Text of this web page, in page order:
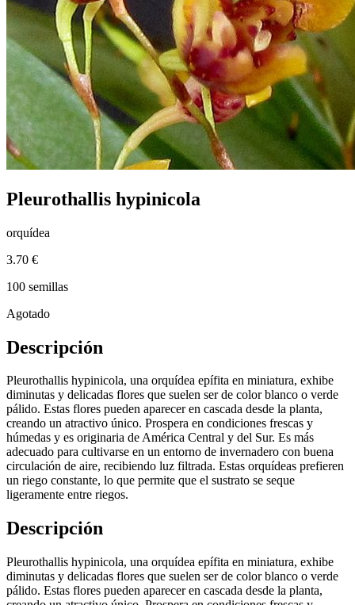
Pleurothallis hypinicola
orquídea
3.70 €
100 semillas
Agotado
Descripción
Pleurothallis hypinicola, una orquídea epífita en miniatura, exhibe
diminutas y delicadas flores que suelen ser de color blanco o verde
pálido. Estas flores pueden aparecer en cascada desde la planta,
creando un atractivo único. Prospera en condiciones frescas y
húmedas y es originaria de América Central y del Sur. Es más
adecuado para cultivarse en un entorno de invernadero con buena
circulación de aire, recibiendo luz filtrada. Estas orquídeas prefieren
un riego constante, lo que permite que el sustrato se seque
ligeramente entre riegos.
Descripción
Pleurothallis hypinicola, una orquídea epífita en miniatura, exhibe
diminutas y delicadas flores que suelen ser de color blanco o verde
pálido. Estas flores pueden aparecer en cascada desde la planta,